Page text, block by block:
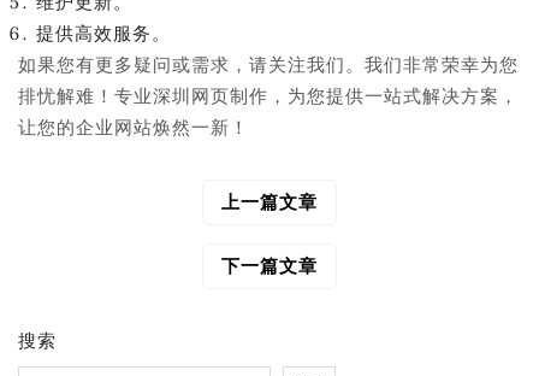
提供高效服务。
如果您有更多疑问或需求，请关注我们。我们非常荣幸为您
排忧解难！专业深圳网页制作，为您提供一站式解决方案，
让您的企业网站焕然一新！
上一篇文章
下一篇文章
搜索